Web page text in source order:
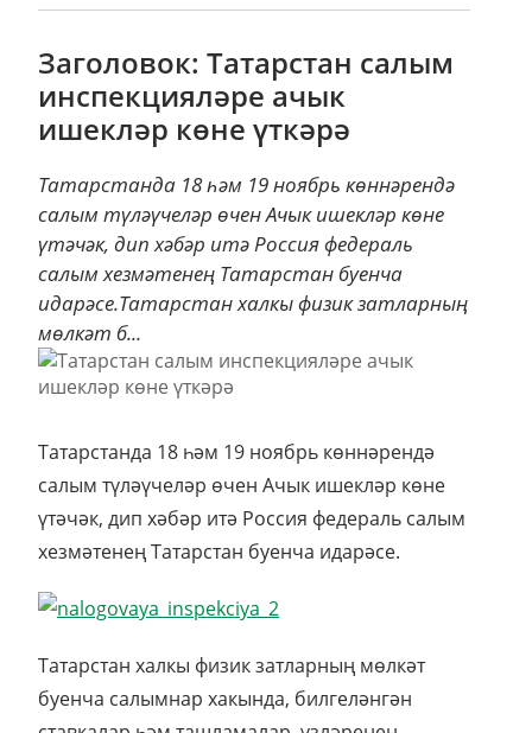
Заголовок: Татарстан салым
инспекцияләре ачык
ишекләр көне үткәрә
Татарстанда 18 һәм 19 ноябрь көннәрендә
салым түләүчеләр өчен Ачык ишекләр көне
үтәчәк, дип хәбәр итә Россия федераль
салым хезмәтенең Татарстан буенча
идарәсе.Татарстан халкы физик затларның
мөлкәт б...
Татарстанда 18 һәм 19 ноябрь көннәрендә
салым түләүчеләр өчен Ачык ишекләр көне
үтәчәк, дип хәбәр итә Россия федераль салым
хезмәтенең Татарстан буенча идарәсе.
Татарстан халкы физик затларның мөлкәт
буенча салымнар хакында, билгеләнгән